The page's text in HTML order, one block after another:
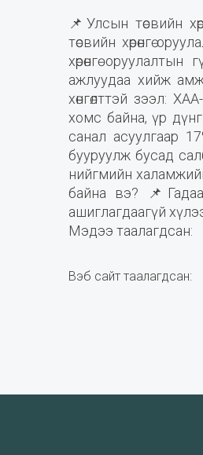
📌Улсын төсвийн
төсвийн хөрөнгө
хөрөнгө
ажлуудаа хийж
хөнгөлттэй зээл:
хомс байна, үр
санал асуулгаар
бууруулж бусад
нийгмийн
байна вэ?
ашиглагдаагүй
Мэдээ таалагдсан:
Вэб сайт таалагдсан: